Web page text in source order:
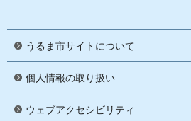
うるま市サイトについて
個人情報の取り扱い
ウェブアクセシビリティ